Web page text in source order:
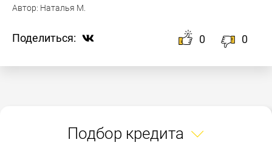
Автор: Наталья М.
Поделиться: 0 0
Подбор кредита